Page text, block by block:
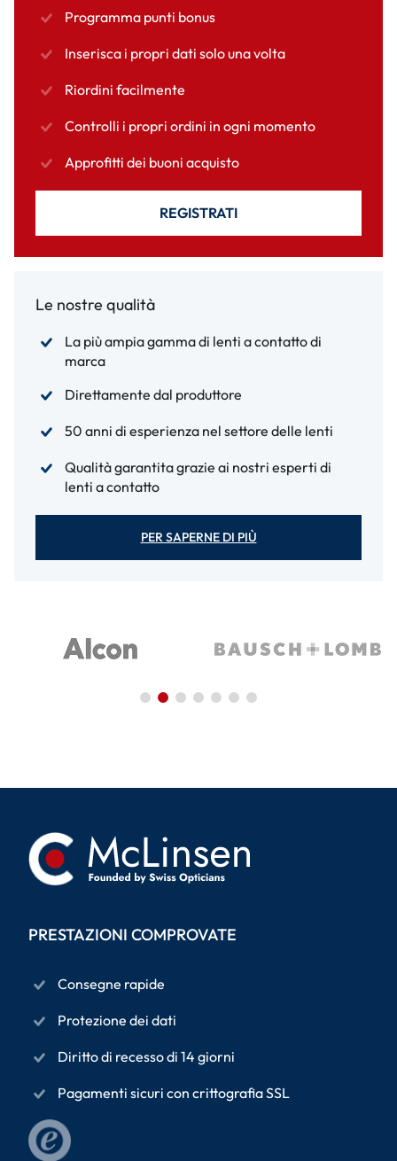
Programma punti bonus
Inserisca i propri dati solo una volta
Riordini facilmente
Controlli i propri ordini in ogni momento
Approfitti dei buoni acquisto
REGISTRATI
Le nostre qualità
La più ampia gamma di lenti a contatto di
marca
Direttamente dal produttore
50 anni di esperienza nel settore delle lenti
Qualità garantita grazie ai nostri esperti di
lenti a contatto
PER SAPERNE DI PIÙ
PRESTAZIONI COMPROVATE
Consegne rapide
Protezione dei dati
Diritto di recesso di 14 giorni
Pagamenti sicuri con crittografia SSL